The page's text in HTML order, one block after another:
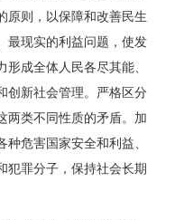
原则，以保障和改善民生
最现实的利益问题，使发
成全体人民各尽其能、
创新社会管理。严格区分
两类不同性质的矛盾。加
危害国家安全和利益、
犯罪分子，保持社会长期